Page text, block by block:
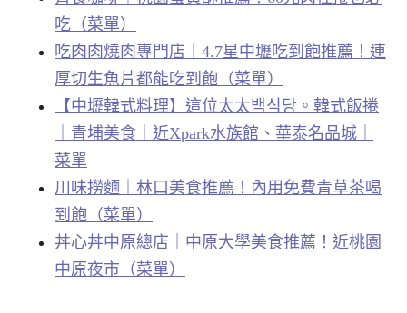
吃（菜單）
吃肉肉燒肉專門店｜4.7星中壢吃到飽推薦！連
厚切生魚片都能吃到飽（菜單）
【中壢韓式料理】這位太太백식당。韓式飯捲
｜青埔美食｜近Xpark水族館、華泰名品城｜
菜單
川味撈麵｜林口美食推薦！內用免費青草茶喝
到飽（菜單）
丼心丼中原總店｜中原大學美食推薦！近桃園
中原夜市（菜單）